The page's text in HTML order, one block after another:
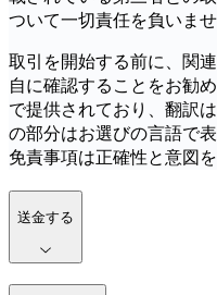
ついて一切責任を負いませ
取引を開始する前に、関
自に確認することをお勧
で提供されており、翻訳
の部分はお選びの言語で
免責事項は正確性と意図
送金する